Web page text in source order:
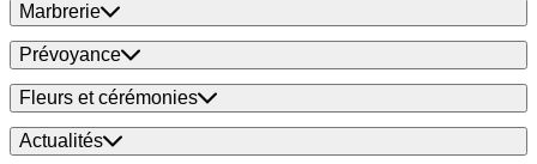
Marbrerie
Prévoyance
Fleurs et cérémonies
Actualités